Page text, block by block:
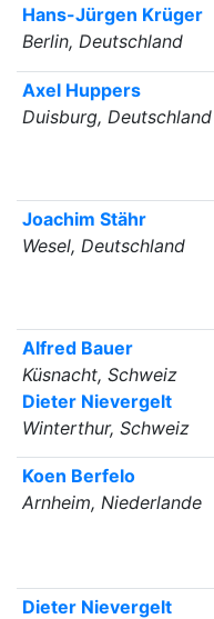
Hans-Jürgen Krüger
Berlin, Deutschland
Axel Huppers
Duisburg, Deutschland
Joachim Stähr
Wesel, Deutschland
Alfred Bauer
Küsnacht, Schweiz
Dieter Nievergelt
Winterthur, Schweiz
Koen Berfelo
Arnheim, Niederlande
Dieter Nievergelt